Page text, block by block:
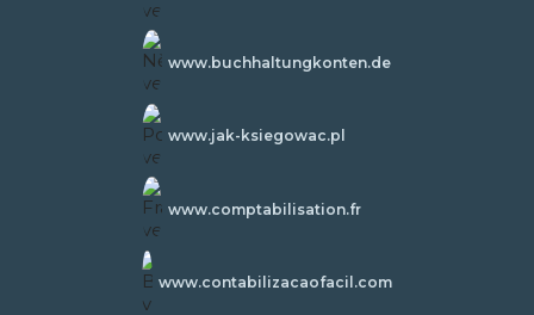
www.buchhaltungkonten.de
www.jak-ksiegowac.pl
www.comptabilisation.fr
www.contabilizacaofacil.com